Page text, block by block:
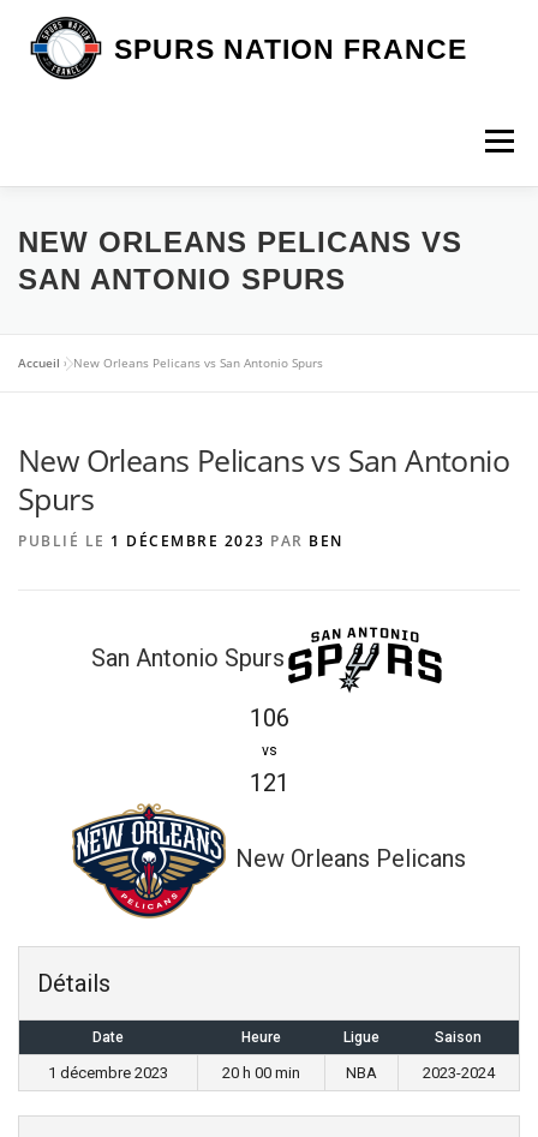
contenu
SPURS NATION FRANCE
Menu
DEVENIR MEMBRE LA BOUTIQUE SNF
NEW ORLEANS PELICANS VS
SAN ANTONIO SPURS
Accueil »New Orleans Pelicans vs San Antonio Spurs
New Orleans Pelicans vs San Antonio
Spurs
PUBLIÉ LE 1 DÉCEMBRE 2023 PAR BEN
San Antonio Spurs
106
vs
121
New Orleans Pelicans
Détails
Date Heure Ligue Saison
1 décembre 2023 20 h 00 min NBA 2023-2024